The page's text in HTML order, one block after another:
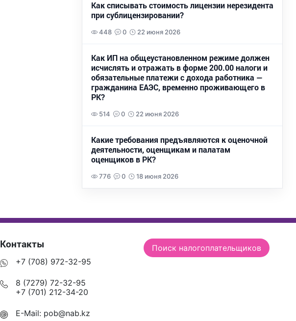
Как списывать стоимость лицензии нерезидента
при сублицензировании?
448 0 22 июня 2026
Как ИП на общеустановленном режиме должен
исчислять и отражать в форме 200.00 налоги и
обязательные платежи с дохода работника —
гражданина ЕАЭС, временно проживающего в
РК?
514 0 22 июня 2026
Какие требования предъявляются к оценочной
деятельности, оценщикам и палатам
оценщиков в РК?
776 0 18 июня 2026
Контакты
+7 (708) 972-32-95
8 (7279) 72-32-95
+7 (701) 212-34-20
E-Mail: pob@nab.kz
Поиск налогоплательщиков